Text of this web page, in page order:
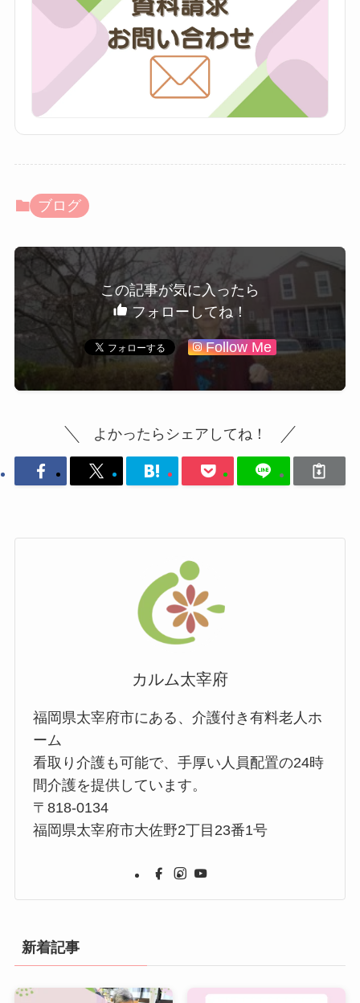
ブログ
この記事が気に入ったら
フォローしてね！
Follow Me
よかったらシェアしてね！
カルム太宰府
福岡県太宰府市にある、介護付き有料老人ホ
ーム
看取り介護も可能で、手厚い人員配置の24時
間介護を提供しています。
〒818-0134
福岡県太宰府市大佐野2丁目23番1号
新着記事